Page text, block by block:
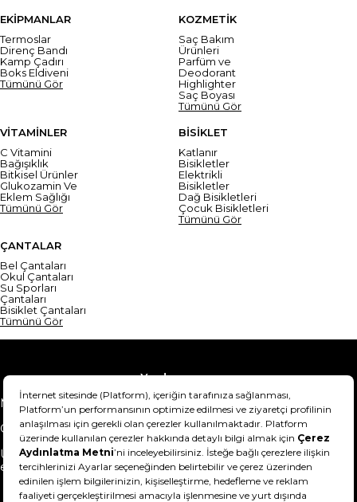
EKİPMANLAR
Termoslar
Direnç Bandı
Kamp Çadırı
Boks Eldiveni
Tümünü Gör
KOZMETİK
Saç Bakım
Ürünleri
Parfüm ve
Deodorant
Highlighter
Saç Boyası
Tümünü Gör
VİTAMİNLER
C Vitamini
Bağışıklık
Bitkisel Ürünler
Glukozamin Ve
Eklem Sağlığı
Tümünü Gör
BİSİKLET
Katlanır
Bisikletler
Elektrikli
Bisikletler
Dağ Bisikletleri
Çocuk Bisikletleri
Tümünü Gör
ÇANTALAR
Bel Çantaları
Okul Çantaları
Su Sporları
Çantaları
Bisiklet Çantaları
Tümünü Gör
Yardım
Mesafeli Satış Sözleşmesi
Teslimat Bilgisi
Gizlilik Sözleşmesi
Şartlar & Koşullar
Ürünümü nasıl iade
edebilirim?
Hakkımızda